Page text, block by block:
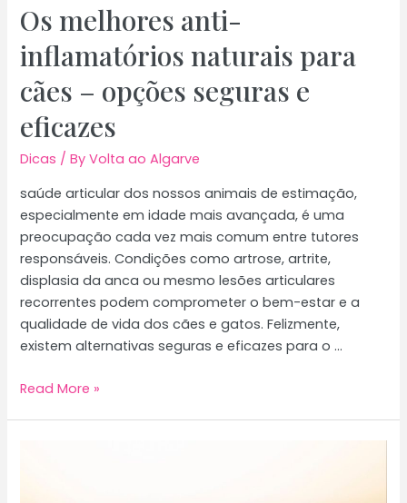
Os melhores anti-
inflamatórios naturais para
cães – opções seguras e
eficazes
Dicas / ByVolta ao Algarve
saúde articular dos nossos animais de estimação,
especialmente em idade mais avançada, é uma
preocupação cada vez mais comum entre tutores
responsáveis. Condições como artrose, artrite,
displasia da anca ou mesmo lesões articulares
recorrentes podem comprometer o bem-estar e a
qualidade de vida dos cães e gatos. Felizmente,
existem alternativas seguras e eficazes para o …
Os
Read More »